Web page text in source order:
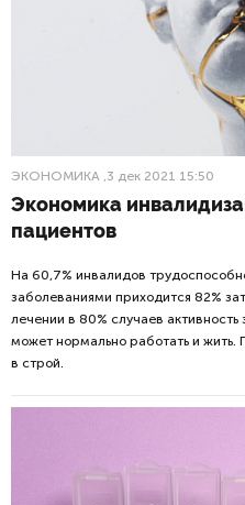
ЭКОНОМИКА ,3 дек 2021 15:50
Экономика
пациентов
На 60,7% инвалидов
заболеваниями приходится 82%
лечении в 80% случаев
может нормально работать и жить.
в строй.